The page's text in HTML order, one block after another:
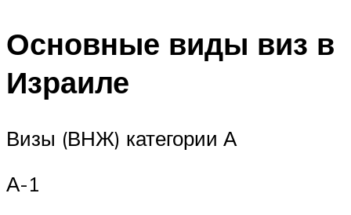
Основные виды виз в
Израиле
Визы (ВНЖ) категории А
А-1